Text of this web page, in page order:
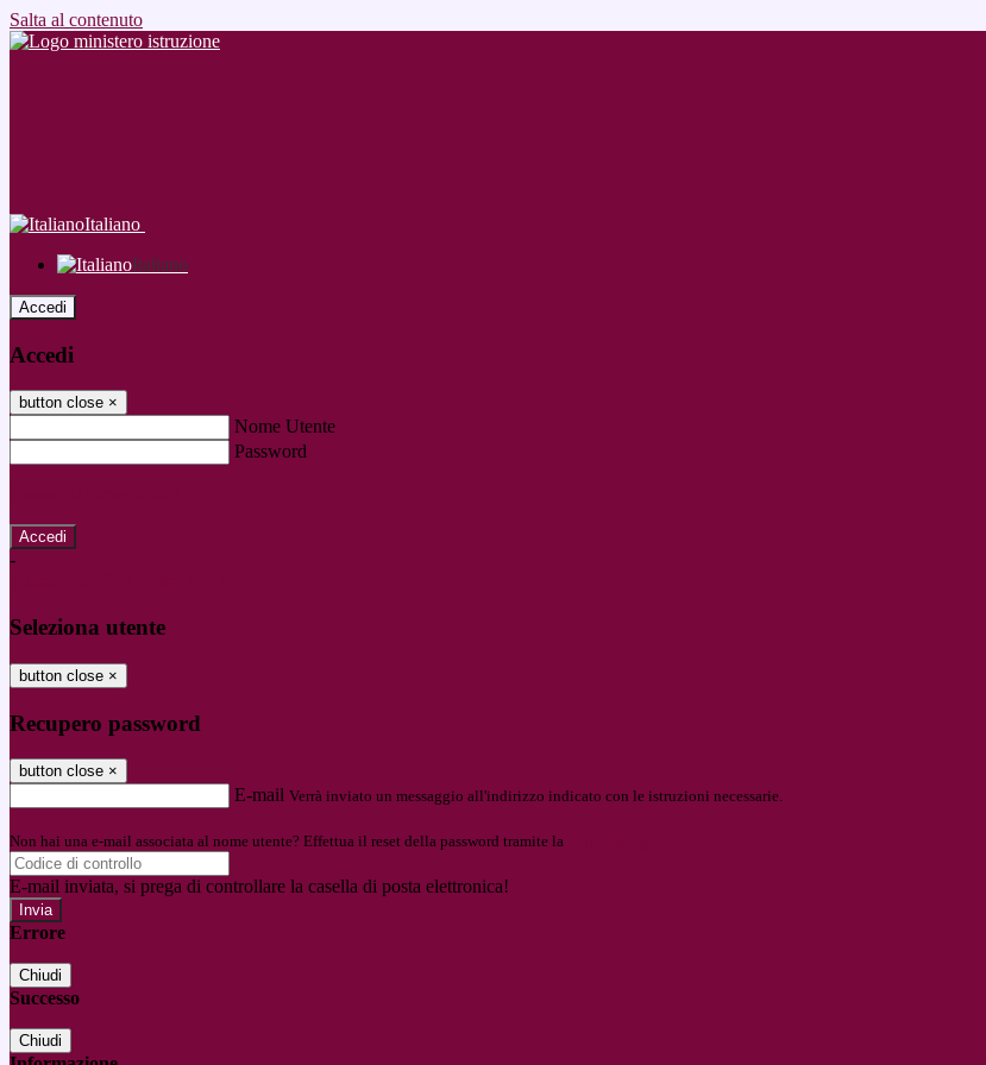
Salta al contenuto
Italiano
Italiano
Accedi
Accedi
button close ×
Nome Utente
Password
-
Seleziona utente
button close ×
Recupero password
button close ×
E-mail Verrà inviato un messaggio all'indirizzo indicato con le istruzioni necessarie.
Non hai una e-mail associata al nome utente? Effettua il reset della password tramite la
E-mail inviata, si prega di controllare la casella di posta elettronica!
Errore
Chiudi
Successo
Chiudi